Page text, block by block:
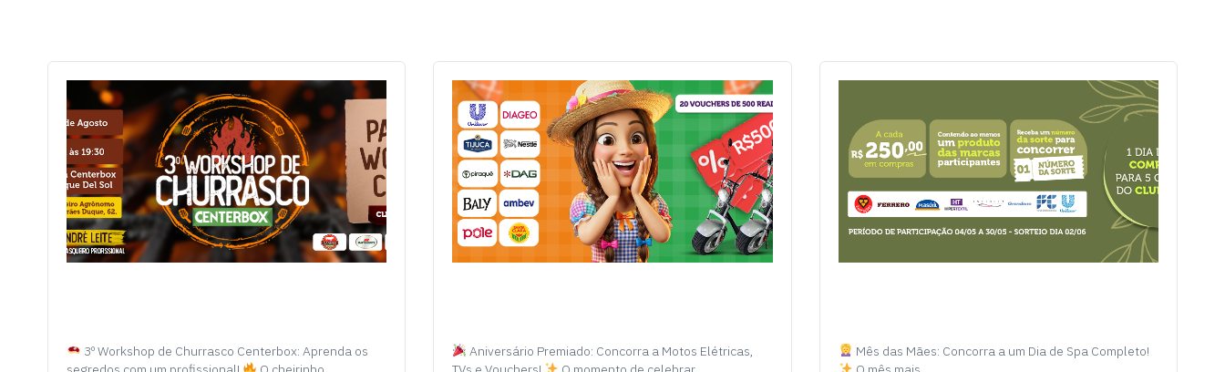
3º Workshop de Churrasco Centerbox: Aprenda os
Aniversário Premiado: Concorra a Motos Elétricas,
Mês das Mães: Concorra a um Dia de Spa Completo!